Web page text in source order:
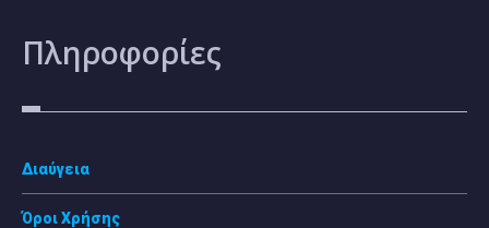
Πληροφορίες
Διαύγεια
Όροι Χρήσης